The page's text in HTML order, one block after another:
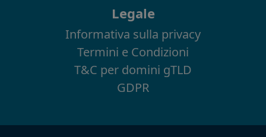
Legale
Informativa sulla privacy
Termini e Condizioni
T&C per domini gTLD
GDPR